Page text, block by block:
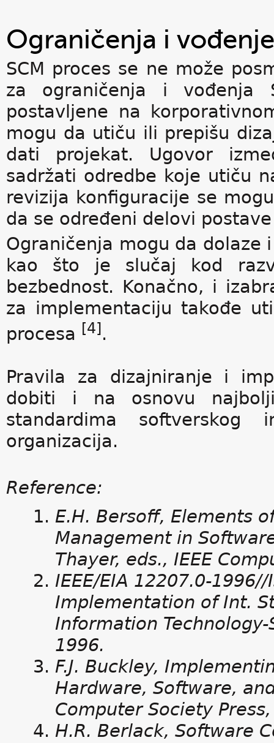
Ograničenja i
SCM proces se ne može
za ograničenja i vođenja
postavljene na
mogu da utiču ili prepišu
dati projekat. Ugovor
sadržati odredbe koje utiču
revizija konfiguracije se
da se određeni delovi postave
Ograničenja mogu da
kao što je slučaj kod
bezbednost. Konačno, i
za implementaciju takođe
procesa [4].
Pravila za dizajniranje i
dobiti i na osnovu
standardima softverskog
organizacija.
Reference:
E.H. Bersoff, Elements
Management in
Thayer, eds., IEEE
IEEE/EIA 12207.0-
Implementation of Int.
Information Technology-
1996.
F.J. Buckley,
Hardware, Software,
Computer Society
H.R. Berlack, Software